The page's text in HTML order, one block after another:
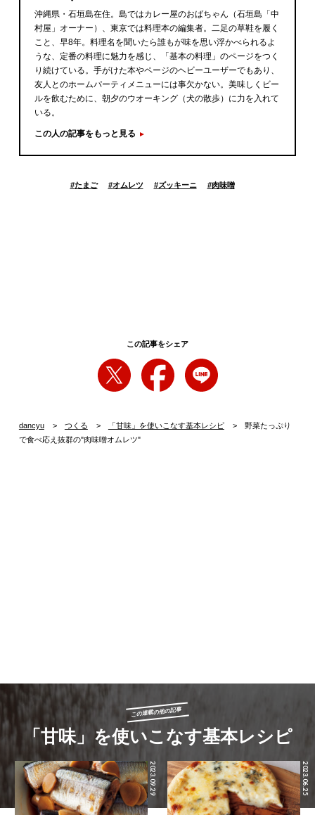
沖縄県・石垣島在住。島ではカレー屋のおばちゃん（石垣島「中
村屋」オーナー）、東京では料理本の編集者。二足の草鞋を履く
こと、早8年。料理名を聞いたら誰もが味を思い浮かべられるよ
うな、定番の料理に魅力を感じ、「基本の料理」のページをつく
り続けている。手がけた本やページのヘビーユーザーでもあり、
友人とのホームパーティメニューには事欠かない。美味しくビー
ルを飲むために、朝夕のウオーキング（犬の散歩）に力を入れて
いる。
この人の記事をもっと見る
#たまご #オムレツ #ズッキーニ #肉味噌
この記事をシェア
dancyu つくる 「甘味」を使いこなす基本レシピ
野菜たっぷり
で食べ応え抜群の"肉味噌オムレツ"
この連載の他の記事
「甘味」を使いこなす基本レシピ
2023.09.29 2023.06.25